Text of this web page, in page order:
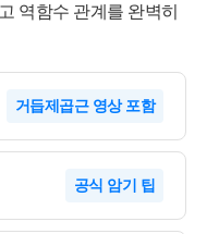
역함수 관계를 완벽히
거듭제곱근 영상 포함
공식 암기 팁